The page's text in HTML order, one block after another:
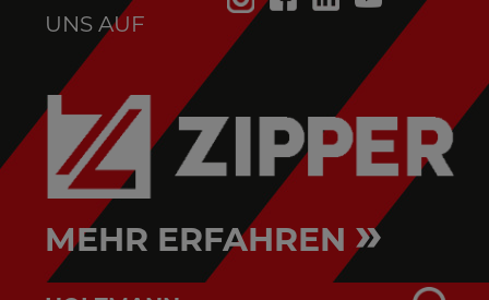
UNS AUF
MEHR ERFAHREN »